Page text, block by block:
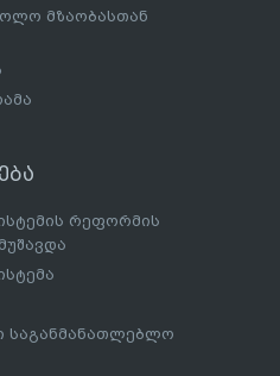
მზაობასთან
რეფორმის
საგანმანათლებლო